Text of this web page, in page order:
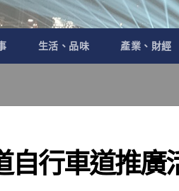
生活、品味 產業、財經
自行車道推